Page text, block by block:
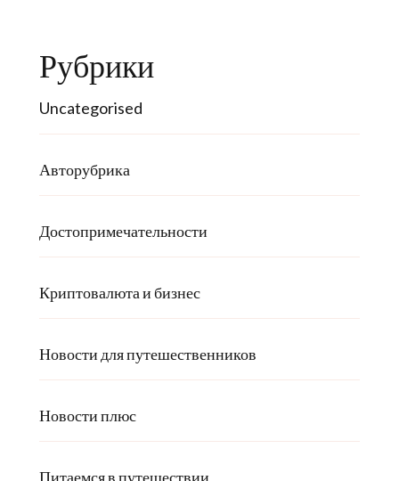
Рубрики
Uncategorised
Авторубрика
Достопримечательности
Криптовалюта и бизнес
Новости для путешественников
Новости плюс
Питаемся в путешествии